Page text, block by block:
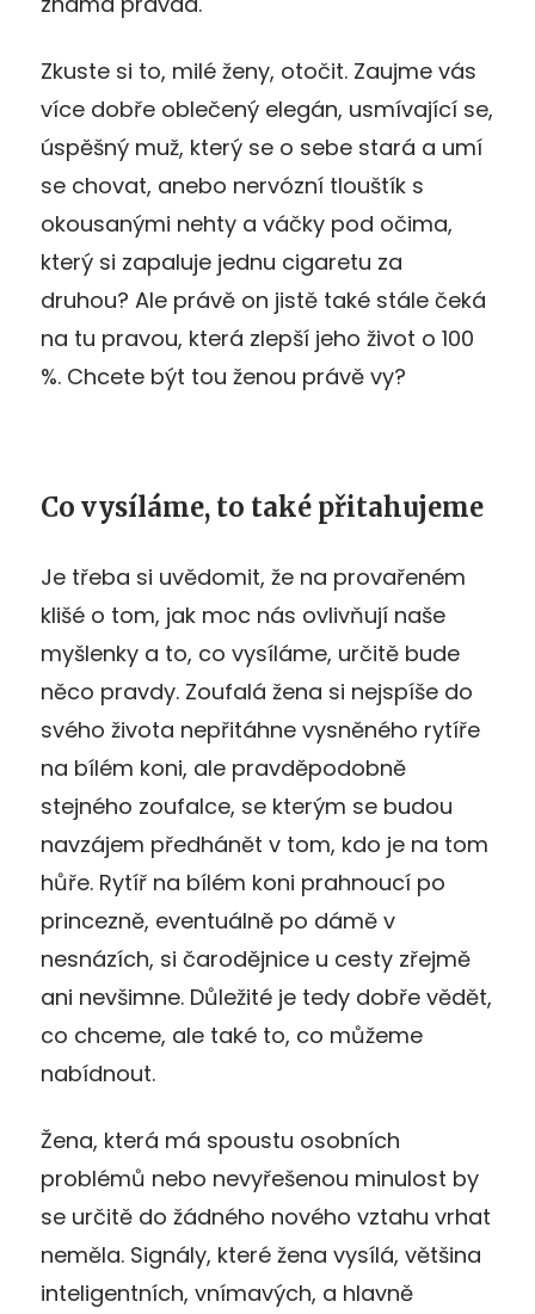
Zkuste si to, milé ženy, otočit. Zaujme vás
více dobře oblečený elegán, usmívající se,
úspěšný muž, který se o sebe stará a umí
se chovat, anebo nervózní tlouštík s
okousanými nehty a váčky pod očima,
který si zapaluje jednu cigaretu za
druhou? Ale právě on jistě také stále čeká
na tu pravou, která zlepší jeho život o 100
%. Chcete být tou ženou právě vy?
Co vysíláme, to také přitahujeme
Je třeba si uvědomit, že na provařeném
klišé o tom, jak moc nás ovlivňují naše
myšlenky a to, co vysíláme, určitě bude
něco pravdy. Zoufalá žena si nejspíše do
svého života nepřitáhne vysněného rytíře
na bílém koni, ale pravděpodobně
stejného zoufalce, se kterým se budou
navzájem předhánět v tom, kdo je na tom
hůře. Rytíř na bílém koni prahnoucí po
princezně, eventuálně po dámě v
nesnázích, si čarodějnice u cesty zřejmě
ani nevšimne. Důležité je tedy dobře vědět,
co chceme, ale také to, co můžeme
nabídnout.
Žena, která má spoustu osobních
problémů nebo nevyřešenou minulost by
se určitě do žádného nového vztahu vrhat
neměla. Signály, které žena vysílá, většina
inteligentních, vnímavých, a hlavně